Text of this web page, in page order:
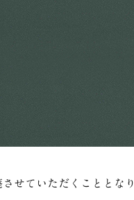
させていただくこととな